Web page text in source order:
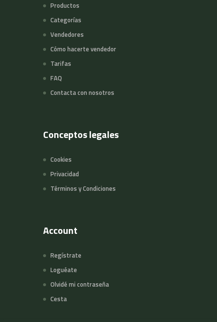
Productos
Categorías
Vendedores
Cómo hacerte vendedor
Tarifas
FAQ
Contacta con nosotros
Conceptos legales
Cookies
Privacidad
Términos y Condiciones
Account
Regístrate
Loguéate
Olvidé mi contraseña
Cesta